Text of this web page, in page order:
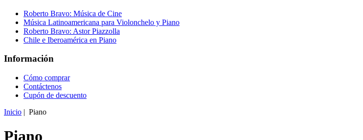
Roberto Bravo: Música de Cine
Música Latinoamericana para Violonchelo y Piano
Roberto Bravo: Astor Piazzolla
Chile e Iberoamérica en Piano
Información
Cómo comprar
Contáctenos
Cupón de descuento
Inicio | Piano
Piano